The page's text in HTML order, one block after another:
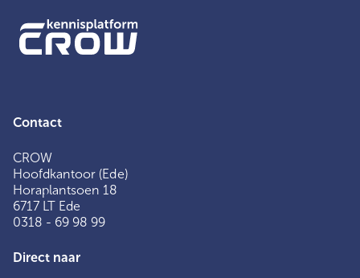
Contact
CROW
Hoofdkantoor (Ede)
Horaplantsoen 18
6717 LT Ede
0318 - 69 98 99
Direct naar